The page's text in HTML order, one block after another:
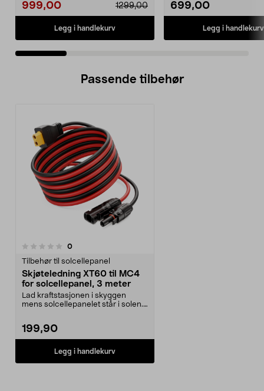
999,00 1299,00
Legg i handlekurv
699,00
Legg i handlekurv
Passende tilbehør
0anmeldelser
Tilbehør til solcellepanel
Skjøteledning XT60 til MC4
for solcellepanel, 3 meter
Lad kraftstasjonen i skyggen
mens solcellepanelet står i solen.
199,90
Legg i handlekurv